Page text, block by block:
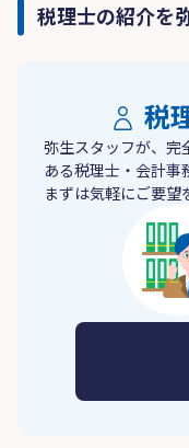
税理士の紹介を
税
弥生スタッフが、完
ある税理士・会計事
まずは気軽にご要望